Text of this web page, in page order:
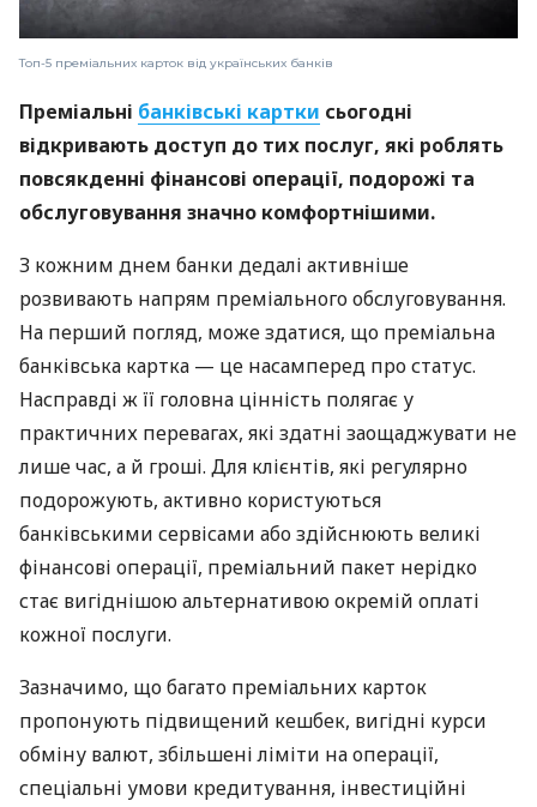
Топ-5 преміальних карток від українських банків
Преміальні банківські картки сьогодні
відкривають доступ до тих послуг, які роблять
повсякденні фінансові операції, подорожі та
обслуговування значно комфортнішими.
З кожним днем банки дедалі активніше
розвивають напрям преміального обслуговування.
На перший погляд, може здатися, що преміальна
банківська картка — це насамперед про статус.
Насправді ж її головна цінність полягає у
практичних перевагах, які здатні заощаджувати не
лише час, а й гроші. Для клієнтів, які регулярно
подорожують, активно користуються
банківськими сервісами або здійснюють великі
фінансові операції, преміальний пакет нерідко
стає вигіднішою альтернативою окремій оплаті
кожної послуги.
Зазначимо, що багато преміальних карток
пропонують підвищений кешбек, вигідні курси
обміну валют, збільшені ліміти на операції,
спеціальні умови кредитування, інвестиційні